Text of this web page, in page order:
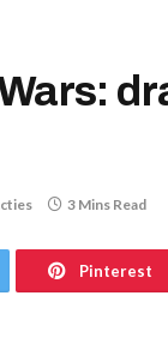
3 Mins Read
Pinterest